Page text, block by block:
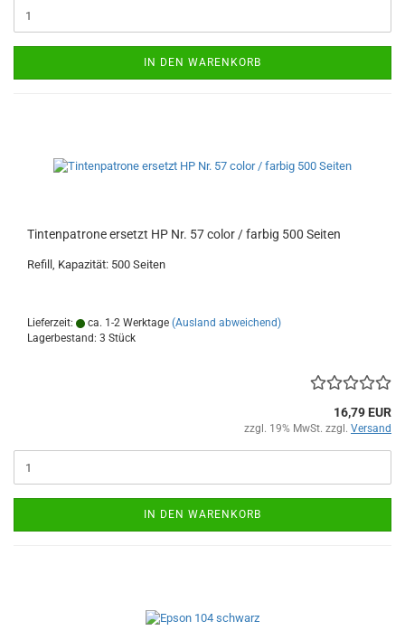
IN DEN WARENKORB
Tintenpatrone ersetzt HP Nr. 57 color / farbig 500 Seiten
Refill, Kapazität: 500 Seiten
Lieferzeit: ca. 1-2 Werktage (Ausland abweichend)
Lagerbestand: 3 Stück
16,79 EUR
zzgl. 19% MwSt. zzgl. Versand
IN DEN WARENKORB